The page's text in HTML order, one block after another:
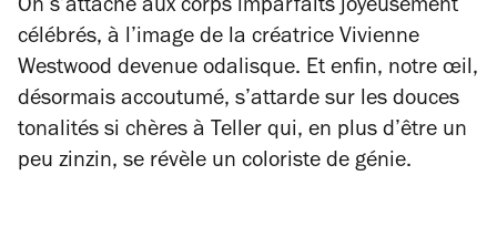
On s’attache aux corps imparfaits joyeusement
célébrés, à l’image de la créatrice Vivienne
Westwood devenue odalisque. Et enfin, notre œil,
désormais accoutumé, s’attarde sur les douces
tonalités si chères à Teller qui, en plus d’être un
peu zinzin, se révèle un coloriste de génie.